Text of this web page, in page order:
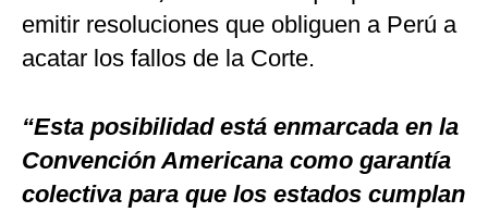
emitir resoluciones que obliguen a Perú a
acatar los fallos de la Corte.
“Esta posibilidad está enmarcada en la
Convención Americana como garantía
colectiva para que los estados cumplan